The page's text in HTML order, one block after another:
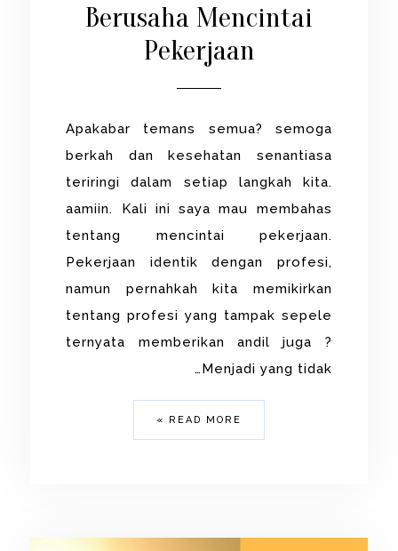
Berusaha Mencintai
Pekerjaan
Apakabar temans semua? semoga
berkah dan kesehatan senantiasa
teriringi dalam setiap langkah kita.
aamiin. Kali ini saya mau membahas
tentang mencintai pekerjaan.
Pekerjaan identik dengan profesi,
namun pernahkah kita memikirkan
tentang profesi yang tampak sepele
ternyata memberikan andil juga ?
Menjadi yang tidak…
READ MORE »